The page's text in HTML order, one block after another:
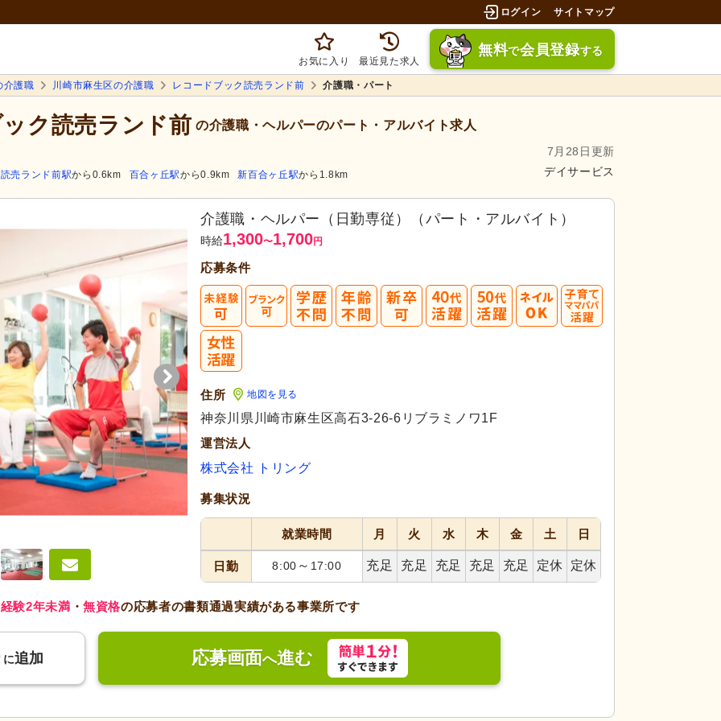
ログイン サイトマップ
お気に入り 最近見た求人
無料で会員登録する
介護職 川崎市麻生区の介護職 レコードブック読売ランド前 介護職・パート
ク読売ランド前 の介護職・ヘルパーのパート・アルバイト求人
7月28日更新
デイサービス
読売ランド前駅から0.6km 百合ヶ丘駅から0.9km 新百合ヶ丘駅から1.8km
介護職・ヘルパー（日勤専従）（パート・アルバイト）
時給1,300〜1,700円
応募条件
住所 地図を見る
神奈川県川崎市麻生区高石3-26-6リブラミノワ1F
運営法人
株式会社 トリング
募集状況
就業時間 月 火 水 木 金 土 日
日勤 8:00 ～ 17:00 充足 充足 充足 充足 充足 定休 定休
経験2年未満 ・無資格の応募者の書類通過実績がある事業所です
に追加 応募画面へ進む